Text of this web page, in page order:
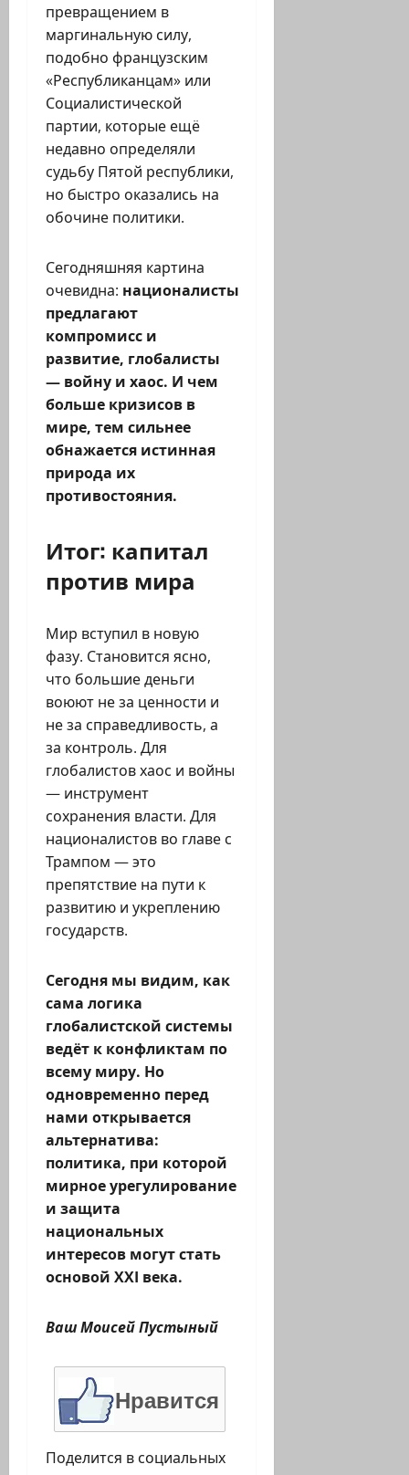
превращением в
маргинальную силу,
подобно французским
«Республиканцам» или
Социалистической
партии, которые ещё
недавно определяли
судьбу Пятой республики,
но быстро оказались на
обочине политики.
Сегодняшняя картина
очевидна: националисты
предлагают
компромисс и
развитие, глобалисты
— войну и хаос. И чем
больше кризисов в
мире, тем сильнее
обнажается истинная
природа их
противостояния.
Итог: капитал
против мира
Мир вступил в новую
фазу. Становится ясно,
что большие деньги
воюют не за ценности и
не за справедливость, а
за контроль. Для
глобалистов хаос и войны
— инструмент
сохранения власти. Для
националистов во главе с
Трампом — это
препятствие на пути к
развитию и укреплению
государств.
Сегодня мы видим, как
сама логика
глобалистской системы
ведёт к конфликтам по
всему миру. Но
одновременно перед
нами открывается
альтернатива:
политика, при которой
мирное урегулирование
и защита
национальных
интересов могут стать
основой XXI века.
Ваш Моисей Пустыный
Нравится
Поделится в социальных